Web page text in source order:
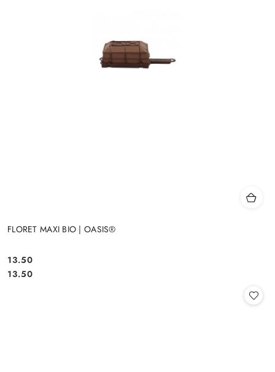
FLORET MAXI BIO | OASIS®
Cena:
13.50
Cena:
13.50